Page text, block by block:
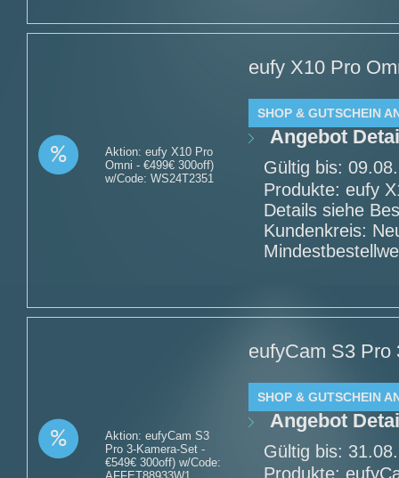
Aktion: eufy X10 Pro
Omni - €499€ 300off)
w/Code: WS24T2351
eufy X10 Pro
SHOP & GUTSCHEIN
Angebot
Gültig bis:
Produkte: eufy
Details siehe
Kundenkreis:
Aktion: eufyCam S3
Pro 3-Kamera-Set -
€549€ 300off) w/Code:
eufyCam S3 Pro
SHOP & GUTSCHEIN
Angebot
Gültig bis:
Produkte: